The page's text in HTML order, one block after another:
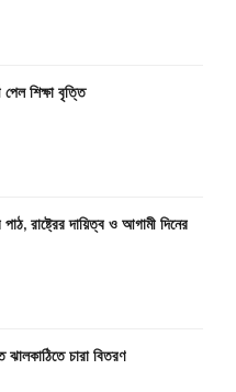
পেল শিক্ষা বৃত্তি
রাষ্ট্রের দায়িত্ব ও আগামী দিনের
চারা বিতরণ